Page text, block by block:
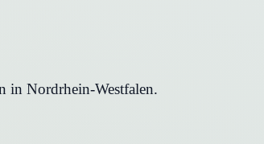
in Nordrhein-Westfalen.